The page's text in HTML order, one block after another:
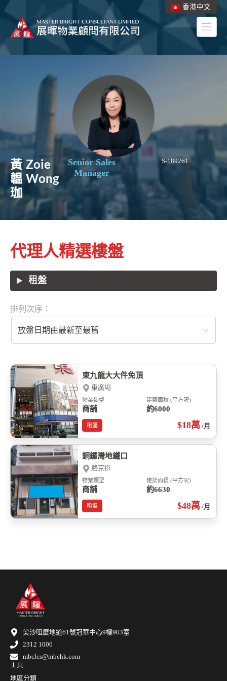
黃
韞
珈
Zoie
Wong
Senior Sales
Manager
S-189261
租盤
代理人精選樓盤
排列次序：
放盤日期由最新至最舊
東九龍大大件免頂
東廣埸
物業類型
商舖
建築面積 (平方呎)
約6000
租盤 $18萬 /月
銅鑼灣地鐵口
駱克道
物業類型
商舖
建築面積 (平方呎)
約6630
租盤 $48萬 /月
尖沙咀麼地道61號冠華中心9樓903室
2312 1000
mbclcs@mbchk.com
主頁
地區分類
香港中文